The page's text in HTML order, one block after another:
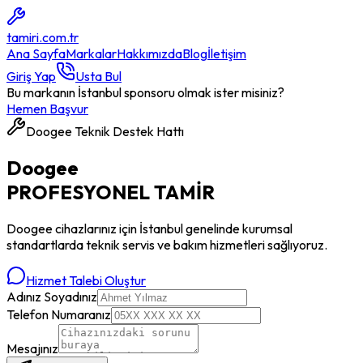
tamiri.com.tr
Ana SayfaMarkalarHakkımızdaBlogİletişim
Giriş Yap
Usta Bul
Bu markanın İstanbul sponsoru olmak ister misiniz?
Hemen Başvur
DoogeeTeknik Destek Hattı
Doogee
PROFESYONELTAMİR
Doogeecihazlarınız için İstanbul genelinde kurumsal
standartlarda teknik servis ve bakım hizmetleri sağlıyoruz.
Hizmet Talebi Oluştur
Adınız Soyadınız
Telefon Numaranız
Mesajınız